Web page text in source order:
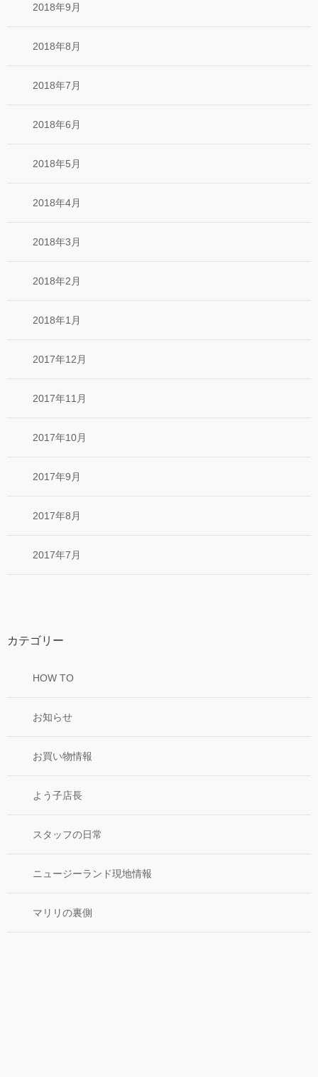
2018年9月
2018年8月
2018年7月
2018年6月
2018年5月
2018年4月
2018年3月
2018年2月
2018年1月
2017年12月
2017年11月
2017年10月
2017年9月
2017年8月
2017年7月
カテゴリー
HOW TO
お知らせ
お買い物情報
よう子店長
スタッフの日常
ニュージーランド現地情報
マリリの裏側